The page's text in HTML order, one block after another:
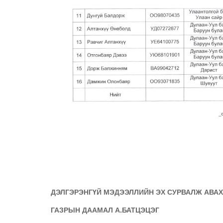
ДЭЛГЭРЭНГҮЙ МЭДЭЭЛЛИЙН ЭХ СУРВАЛЖ
ГАЗРЫН ДААМАЛ А.БАТЦЭЦЭГ